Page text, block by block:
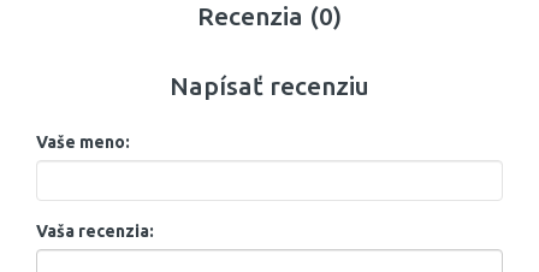
Recenzia (0)
Napísať recenziu
Vaše meno:
Vaša recenzia: